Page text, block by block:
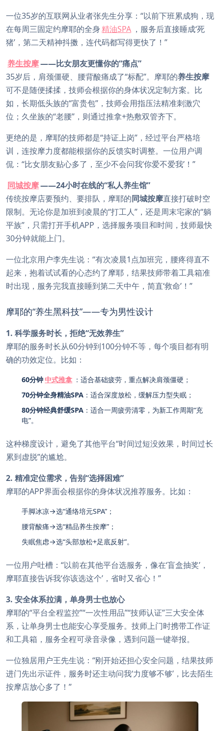
一位35岁的互联网从业者张先生分享：“以前下班累成狗，现
在每周三固定约摩耶的全身精油SPA ，服务后直接睡成‘死
猪’，第二天精神抖擞，连代码都写得更快了！”
养生按摩——比女朋友更懂你的“痛点”
35岁后，肩颈僵硬、腰背酸痛成了“标配”。摩耶的养生按摩
可不是随便揉揉，技师会根据你的身体状况定制方案。比
如，长期低头族的“富贵包”，技师会用指压法精准刺激穴
位；久坐族的“老腰”，则通过推拿+热敷双管齐下。
更绝的是，摩耶的技师都是“持证上岗”，经过平台严格培
训，连按摩力度都能根据你的反馈实时调整。一位用户调
侃：“比女朋友贴心多了，至少不会问我‘你爱不爱我’！”
同城按摩——24小时在线的“私人养生馆”
传统按摩店要预约、要排队，摩耶的同城按摩直接打破时空
限制。无论你是加班到凌晨的“打工人”，还是周末宅家的“躺
平族”，只需打开手机APP，选择服务项目和时间，技师最快
30分钟就能上门。
一位北京用户李先生说：“有次凌晨1点加班完，腰疼得直不
起来，抱着试试看的心态约了摩耶，结果技师带着工具箱准
时出现，服务完我直接睡到第二天中午，简直‘救命’！”
摩耶的“养生黑科技”——专为男性设计
1. 科学服务时长，拒绝“无效养生”
摩耶的服务时长从60分钟到100分钟不等，每个项目都有明
确的功效定位。比如：
60分钟中式推拿 ：适合基础疲劳，重点解决肩颈僵硬；
70分钟全身精油SPA ：适合深度放松，缓解压力型失眠；
80分钟经典舒缓SPA ：适合一周疲劳清零，为新工作周期“充
电”。
这种梯度设计，避免了其他平台“时间过短没效果，时间过长
累到虚脱”的尴尬。
2. 精准定位需求，告别“选择困难”
摩耶的APP界面会根据你的身体状况推荐服务。比如：
手脚冰凉→选“通络培元SPA”；
腰背酸痛→选“精品养生按摩”；
失眠焦虑→选“头部放松+足底反射”。
一位用户吐槽：“以前在其他平台选服务，像在‘盲盒抽奖’，
摩耶直接告诉我‘你该选这个’，省时又省心！”
3. 安全体系拉满，单身男士也放心
摩耶的“平台全程监控”“一次性用品”“技师认证”三大安全体
系，让单身男士也能安心享受服务。技师上门时携带工作证
和工具箱，服务全程可录音录像，遇到问题一键举报。
一位独居用户王先生说：“刚开始还担心安全问题，结果技师
进门先出示证件，服务时还主动问我‘力度够不够’，比去陌生
按摩店放心多了！”